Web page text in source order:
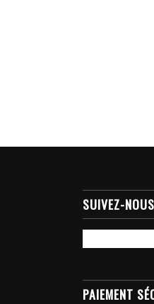
SUIVEZ-
PAIEMENT